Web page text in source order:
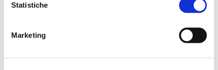
Statistiche
Marketing